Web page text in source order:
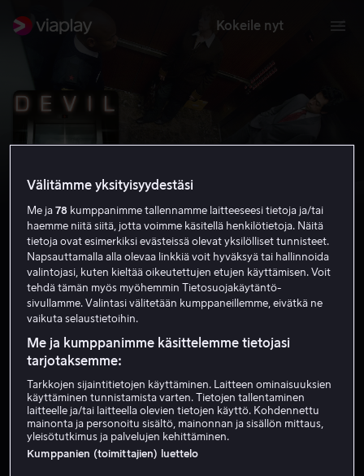
Kokeile nyt
Devil
6.3 Kauhu 2010
HD
Vuokraa 3,99 €
Osta 8,99 €
Välitämme yksityisyydestäsi
Me ja78 kumppanimme tallennamme laitteeseesi tietoja ja/tai
haemme niitä siitä, jotta voimme käsitellä henkilötietoja. Näitä
tietoja ovat esimerkiksi evästeissä olevat yksilölliset tunnisteet.
Napsauttamalla alla olevaa linkkiä voit hyväksyä tai hallinnoida
valintojasi, kuten kieltää oikeutettujen etujen käyttämisen. Voit
tehdä tämän myös myöhemmin Tietosuojakäytäntö-
sivullamme. Valintasi välitetään kumppaneillemme, eivätkä ne
vaikuta selaustietoihin.
Me ja kumppanimme käsittelemme tietojasi
tarjotaksemme:
Tarkkojen sijaintitietojen käyttäminen. Laitteen ominaisuuksien
käyttäminen tunnistamista varten. Tietojen tallentaminen
laitteelle ja/tai laitteella olevien tietojen käyttö. Kohdennettu
mainonta ja personoitu sisältö, mainonnan ja sisällön mittaus,
yleisötutkimus ja palvelujen kehittäminen.
Kumppanien (toimittajien) luettelo